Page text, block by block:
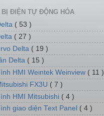
BỊ ĐIỆN TỰ ĐỘNG HÓA
( 53 )
( 27 )
Delta ( 19 )
Delta ( 15 )
HMI Weintek Weinview ( 11 )
FX3U ( 7 )
HMI Mitsubishi ( 4 )
giao diện Text Panel ( 4 )